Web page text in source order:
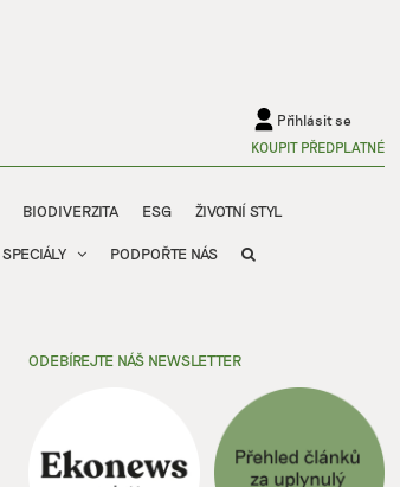
Přihlásit se
KOUPIT PŘEDPLATNÉ
BIODIVERZITA ESG ŽIVOTNÍ STYL
SPECIÁLY PODPOŘTE NÁS
ODEBÍREJTE NÁŠ NEWSLETTER